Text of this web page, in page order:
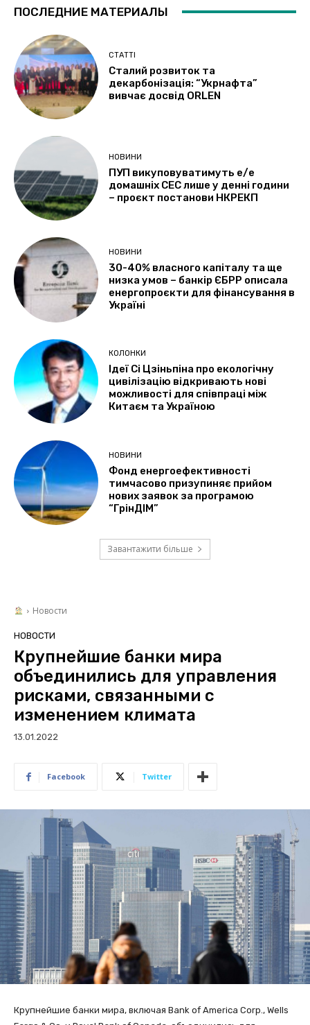
ПОСЛЕДНИЕ МАТЕРИАЛЫ
СТАТТІ
Сталий розвиток та
декарбонізація: “Укрнафта”
вивчає досвід ORLEN
НОВИНИ
ПУП викуповуватимуть е/е
домашніх СЕС лише у денні години
– проєкт постанови НКРЕКП
НОВИНИ
30-40% власного капіталу та ще
низка умов – банкір ЄБРР описала
енергопроєкти для фінансування в
Україні
КОЛОНКИ
Ідеї Сі Цзіньпіна про екологічну
цивілізацію відкривають нові
можливості для співпраці між
Китаєм та Україною
НОВИНИ
Фонд енергоефективності
тимчасово призупиняє прийом
нових заявок за програмою
“ГрінДІМ”
Завантажити більше